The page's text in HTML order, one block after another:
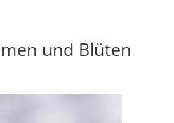
und Blüten